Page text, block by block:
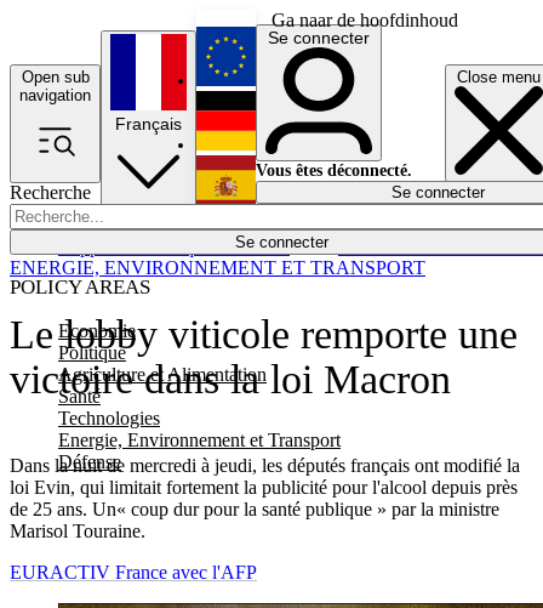
Ga naar de hoofdinhoud
Open sub
navigation
Close menu
Recherche
Se connecter
POLICY AREAS
Economie
Politique
Agriculture et Alimentation
Santé
Technologies
Energie, Environnement et Transport
Défense
Économie
Français
English
Deutsch
Español
Se connecter
Vous êtes déconnecté.
Se connecter
Le lobby viticole remporte une
victoire dans la loi Macron
Dans la nuit de mercredi à jeudi, les députés français ont modifié la
loi Evin, qui limitait fortement la publicité pour l'alcool depuis près
de 25 ans. Un« coup dur pour la santé publique » par la ministre
Marisol Touraine.
ENERGIE, ENVIRONNEMENT ET TRANSPORT
EURACTIV France avec l'AFP